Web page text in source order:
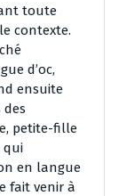
toute
contexte.
d’oc,
ensuite
petite-fille
qui
en langue
fait venir à